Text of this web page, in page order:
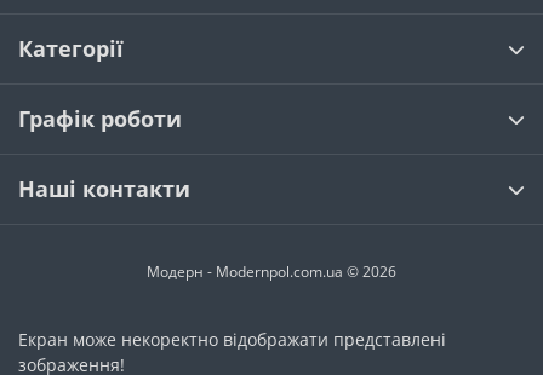
Категорії
Графік роботи
Наші контакти
Модерн - Modernpol.com.ua © 2026
Екран може некоректно відображати представлені
зображення!